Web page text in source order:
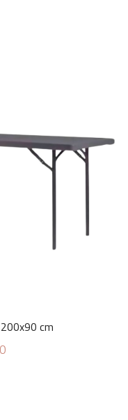
cm